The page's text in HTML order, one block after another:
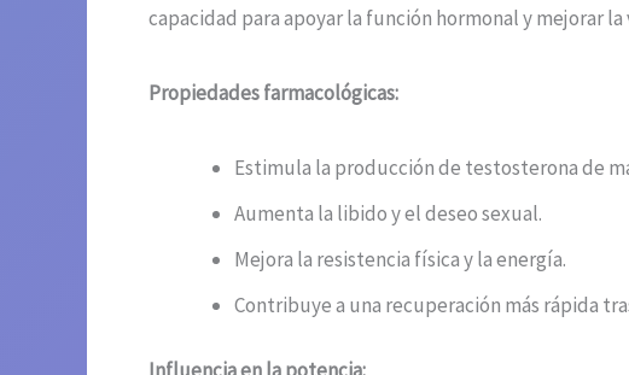
capacidad para apoyar la función hormonal y mejorar
Propiedades farmacológicas:
Estimula la producción de testosterona de
Aumenta la libido y el deseo sexual.
Mejora la resistencia física y la energía.
Contribuye a una recuperación más rápida